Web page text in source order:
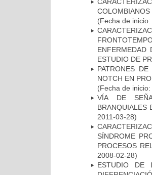
(Fecha de
ENFERMEDAD
ESTUDIO DE
PATRONES
NOTCH EN
(Fecha de
VÍA DE
BRANQUIALES
2011-03-28)
SÍNDROME
PROCESOS
2008-02-28)
ESTUDIO DE